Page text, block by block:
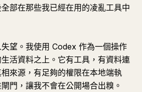
部在那些我已經在用的凌亂工具中
望。我使用 Codex 作為一個操作
活資料之上。它有工具，有資料連
來源，有足夠的權限在本地端執
門，讓我不會在公開場合出糗。